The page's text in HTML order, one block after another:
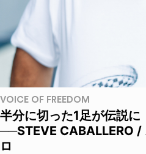
VOICE OF FREEDOM
半分に切った1足が伝説に
──STEVE CABALLERO /
ロ